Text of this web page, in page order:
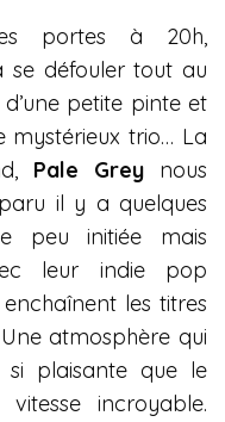
portes à 20h,
se défouler tout au
petite pinte et
trio… La
Pale Grey nous
il y a quelques
peu initiée mais
leur indie pop
les titres
atmosphère qui
plaisante que le
incroyable.